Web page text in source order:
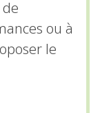
ou à
le